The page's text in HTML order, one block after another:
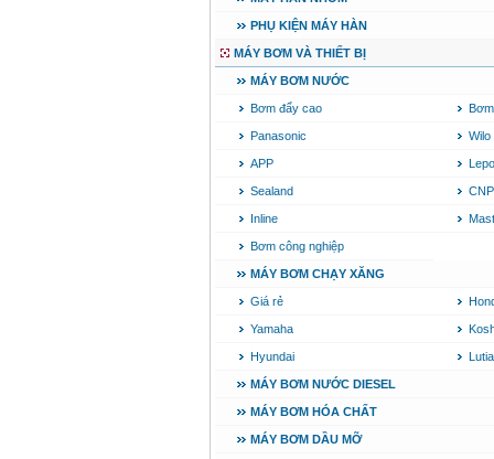
PHỤ KIỆN MÁY HÀN
MÁY BƠM VÀ THIẾT BỊ
MÁY BƠM NƯỚC
Bơm đẩy cao
Panasonic Wilo
APP
Sealand CNP
Inline
Bơm công nghiệp
MÁY BƠM CHẠY XĂNG
Giá rẻ
Yamaha
Hyundai
MÁY BƠM NƯỚC DIESEL
MÁY BƠM HÓA CHẤT
MÁY BƠM DẦU MỠ